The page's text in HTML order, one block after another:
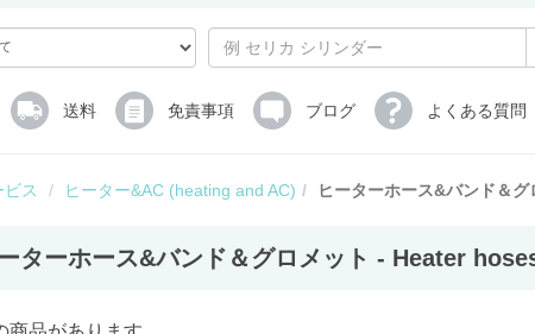
送料 免責事項 ブログ よくある質問
ス ヒーター&AC (heating and AC) ヒーターホース&バンド＆
ターホース&バンド＆グロメット - Heater